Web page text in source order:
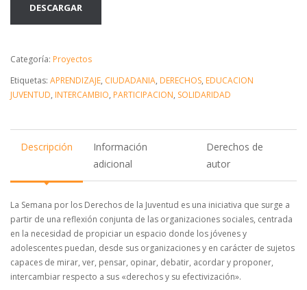
DESCARGAR
Categoría: Proyectos
Etiquetas: APRENDIZAJE, CIUDADANIA, DERECHOS, EDUCACION
JUVENTUD, INTERCAMBIO, PARTICIPACION, SOLIDARIDAD
Descripción
Información
adicional
Derechos de
autor
La Semana por los Derechos de la Juventud es una iniciativa que surge a
partir de una reflexión conjunta de las organizaciones sociales, centrada
en la necesidad de propiciar un espacio donde los jóvenes y
adolescentes puedan, desde sus organizaciones y en carácter de sujetos
capaces de mirar, ver, pensar, opinar, debatir, acordar y proponer,
intercambiar respecto a sus «derechos y su efectivización».